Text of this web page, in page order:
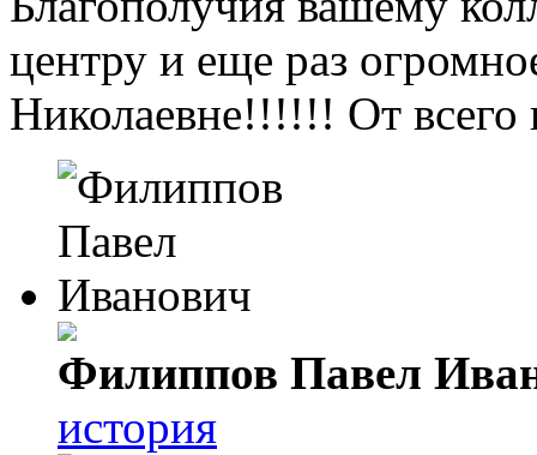
центру и еще раз
Николаевне!!!!!! От
Филиппов Павел
история